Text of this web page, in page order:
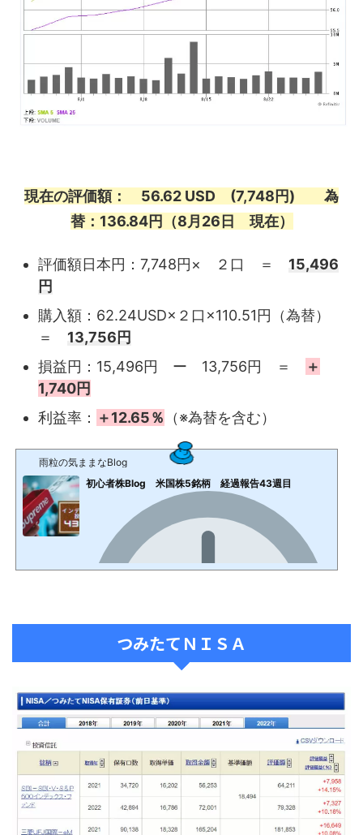
現在の評価額： 56.62 USD (7,748円) 為
替：136.84円（8月26日 現在）
評価額日本円：7,748円× ２口 ＝ 15,496
円
購入額：62.24USD×２口×110.51円（為替）
＝ 13,756円
損益円：15,496円 ー 13,756円 ＝
＋
1,740円
利益率： ＋12.65％ （※為替を含む）
雨粒の気ままなBlog
初心者株Blog 米国株5銘柄 経過報告43週目
ポチッとお願いします！収支報告 発表 今までの購入総額：521,007円＋113,366円＋139,688円＋82,91
9円+13,756円 ＝ 870,736円 損益額： ＋52,209円＋29,842円＋24,368円+387円＋1,748円＝ ＋1
08,554円 損益％：＋12.47％前回の利益率 ＋8.37％でした。【一か月放置後の世界】お久しぶりです。
一か月が経過したため久しぶりの運用成績。円が弱すぎる感じですね！株価は、取得金額より低いです。
ドル：110.51円→137.93円 による利益が大きいですね。こうなると、利益を得るため利確するに
は・・・株を売って円転して初めて利益...
つみたてＮＩＳＡ